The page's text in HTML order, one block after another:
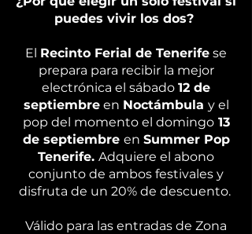
puedes vivir los dos?
El Recinto Ferial de Tenerife se
prepara para recibir la mejor
electrónica el sábado 12 de
septiembreen Noctámbula y el
pop del momento el domingo13
de septiembre en Summer Pop
Tenerife. Adquiere el abono
conjunto de ambos festivales y
disfruta de un 20% de descuento.
Válido para las entradas de Zona